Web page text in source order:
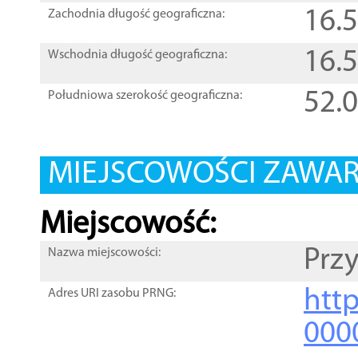
Zachodnia długość geograficzna:
Wschodnia długość geograficzna:
Południowa szerokość geograficzna:
MIEJSCOWOŚCI
Miejscowość:
Nazwa miejscowości:
Adres URI zasobu PRNG: